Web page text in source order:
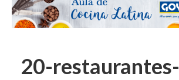
20-restaurantes-